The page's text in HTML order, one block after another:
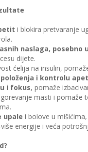
i blokira pretvaranje
naslaga, posebno
dijete.
ćelija na insulin,
i kontrolu
i fokus, pomaže
masti i pomaže
upale i bolove u
energije i veća